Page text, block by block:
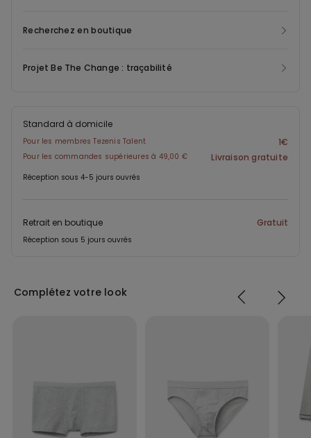
Recherchez en boutique
Projet Be The Change : traçabilité
Standard à domicile
Pour les membres Tezenis Talent 1€
Pour les commandes supérieures à 49,00 € Livraison gratuite
Réception sous 4-5 jours ouvrés
Retrait en boutique Gratuit
Réception sous 5 jours ouvrés
Complétez votre look